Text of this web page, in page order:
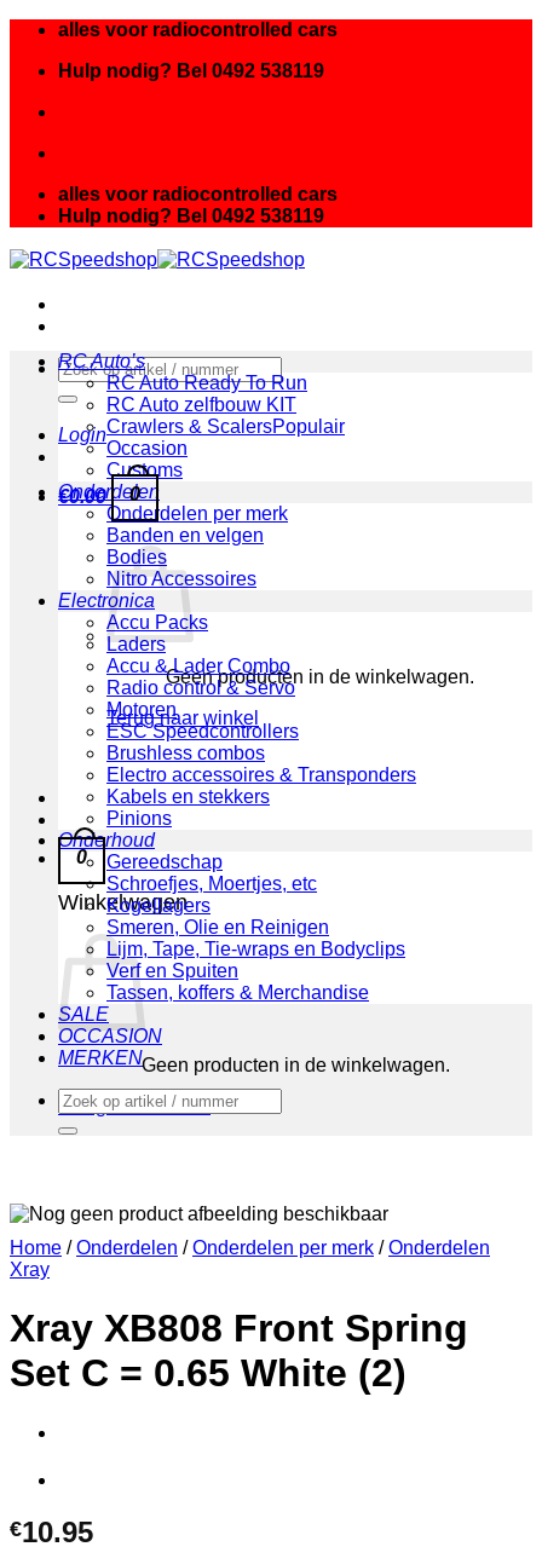
inhoud
alles voor radiocontrolled cars
Hulp nodig? Bel 0492 538119
alles voor radiocontrolled cars
Hulp nodig? Bel 0492 538119
Zoeken
naar:
Login
€0.00 0
Geen producten in de winkelwagen.
Terug naar winkel
0
Winkelwagen
Geen producten in de winkelwagen.
Terug naar winkel
RC Auto’s
RC Auto Ready To Run
RC Auto zelfbouw KIT
Crawlers & Scalers
Occasion
Customs
Onderdelen
Onderdelen per merk
Banden en velgen
Bodies
Nitro Accessoires
Electronica
Accu Packs
Laders
Accu & Lader Combo
Radio control & Servo
Motoren
ESC Speedcontrollers
Brushless combos
Electro accessoires & Transponders
Kabels en stekkers
Pinions
Onderhoud
Gereedschap
Schroefjes, Moertjes, etc
Kogellagers
Smeren, Olie en Reinigen
Lijm, Tape, Tie-wraps en Bodyclips
Verf en Spuiten
Tassen, koffers & Merchandise
SALE
OCCASION
MERKEN
Zoeken
naar:
Home / Onderdelen / Onderdelen per merk / Onderdelen
Xray
Xray XB808 Front Spring
Set C = 0.65 White (2)
€10.95